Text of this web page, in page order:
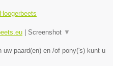
| Screenshot ▼
uw paard(en) en /of pony('s) kunt u